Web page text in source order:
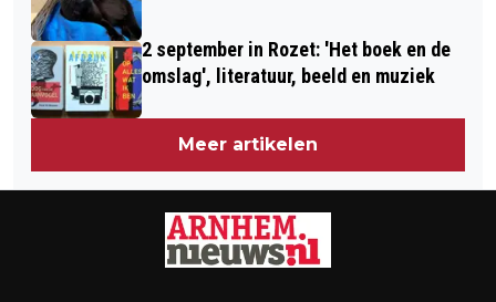
2 september in Rozet: 'Het boek en de
omslag', literatuur, beeld en muziek
Meer artikelen